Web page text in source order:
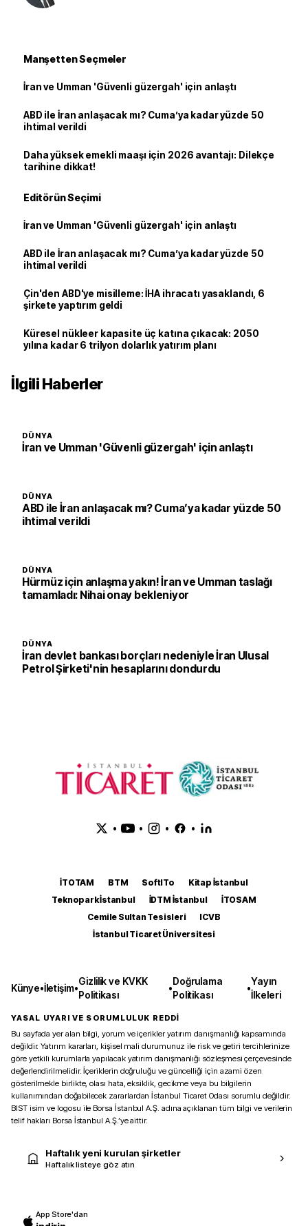
Manşetten Seçmeler
İran ve Umman 'Güvenli güzergah' için anlaştı
ABD ile İran anlaşacak mı? Cuma’ya kadar yüzde 50
ihtimal verildi
Daha yüksek emekli maaşı için 2026 avantajı: Dilekçe
tarihine dikkat!
Editörün Seçimi
İran ve Umman 'Güvenli güzergah' için anlaştı
ABD ile İran anlaşacak mı? Cuma’ya kadar yüzde 50
ihtimal verildi
Çin'den ABD'ye misilleme: İHA ihracatı yasaklandı, 6
şirkete yaptırım geldi
Küresel nükleer kapasite üç katına çıkacak: 2050
yılına kadar 6 trilyon dolarlık yatırım planı
İlgili Haberler
DÜNYA
İran ve Umman 'Güvenli güzergah' için anlaştı
DÜNYA
ABD ile İran anlaşacak mı? Cuma’ya kadar yüzde 50
ihtimal verildi
DÜNYA
Hürmüz için anlaşma yakın! İran ve Umman taslağı
tamamladı: Nihai onay bekleniyor
DÜNYA
İran devlet bankası borçları nedeniyle İran Ulusal
Petrol Şirketi'nin hesaplarını dondurdu
• • • •
İTOTAM BTM SoftITo
Kitap İstanbul
Teknopark İstanbul
İDTM İstanbul
İTOSAM
Cemile Sultan Tesisleri
ICVB
İstanbul Ticaret Üniversitesi
Künye•İletişim•
Gizlilik ve KVKK
Politikası
•
Doğrulama
Politikası
•
Yayın
İlkeleri
YASAL UYARI VE SORUMLULUK REDDİ
Bu sayfada yer alan bilgi, yorum ve içerikler yatırım danışmanlığı kapsamında
değildir. Yatırım kararları, kişisel mali durumunuz ile risk ve getiri tercihlerinize
göre yetkili kurumlarla yapılacak yatırım danışmanlığı sözleşmesi çerçevesinde
değerlendirilmelidir. İçeriklerin doğruluğu ve güncelliği için azami özen
gösterilmekle birlikte, olası hata, eksiklik, gecikme veya bu bilgilerin
kullanımından doğabilecek zararlardan İstanbul Ticaret Odası sorumlu değildir.
BIST isim ve logosu ile Borsa İstanbul A.Ş. adına açıklanan tüm bilgi ve verilerin
telif hakları Borsa İstanbul A.Ş.’ye aittir.
Haftalık yeni kurulan şirketler
Haftalık listeye göz atın
App Store'dan